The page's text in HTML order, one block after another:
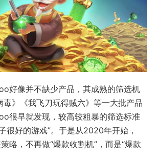
好像并不缺少产品，其成熟的筛选机
毒》《我飞刀玩得贼六》等一大批产品
很早就发现，较高较粗暴的筛选标准
很好的游戏”。于是从2020年开始，
略，不再做“爆款收割机”，而是“爆款